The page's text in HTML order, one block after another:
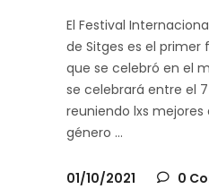
El Festival
de Sitges es el
que se celebró en el
se celebrará entre el
reuniendo lxs mejores
género
01/10/2021 0